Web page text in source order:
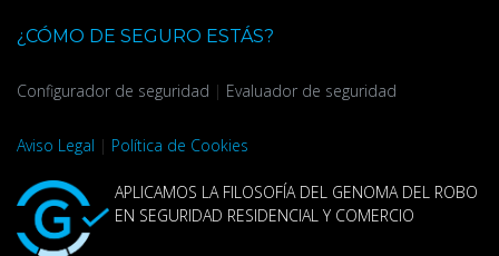
¿CÓMO DE SEGURO ESTÁS?
Configurador de seguridad | Evaluador de seguridad
Aviso Legal | Política de Cookies
APLICAMOS LA FILOSOFÍA DEL GENOMA DEL ROBO
EN SEGURIDAD RESIDENCIAL Y COMERCIO